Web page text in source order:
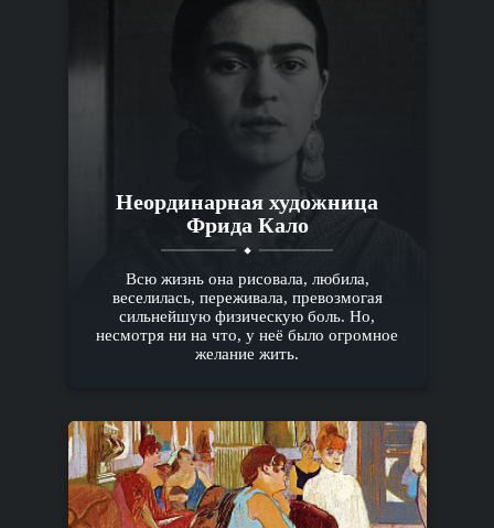
Неординарная художница
Фрида Кало
Всю жизнь она рисовала, любила,
веселилась, переживала, превозмогая
сильнейшую физическую боль. Но,
несмотря ни на что, у неё было огромное
желание жить.